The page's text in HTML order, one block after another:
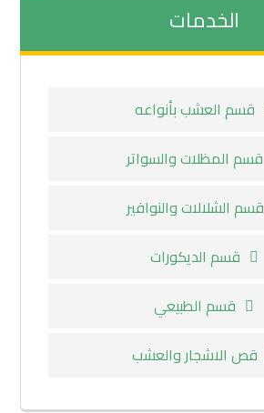
الخدمات
قسم العشب بأنواعه
قسم المظلات والسواتر
قسم الشلالات والنوافير
قسم الديكورات
قسم الطبيعي
قص الاشجار والعشب